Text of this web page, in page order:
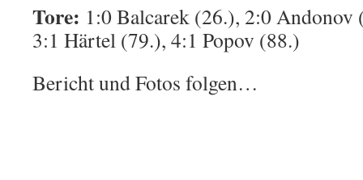
Tore: 1:0 Balcarek (26.), 2:0
3:1 Härtel (79.), 4:1 Popov (88.)
Bericht und Fotos folgen…